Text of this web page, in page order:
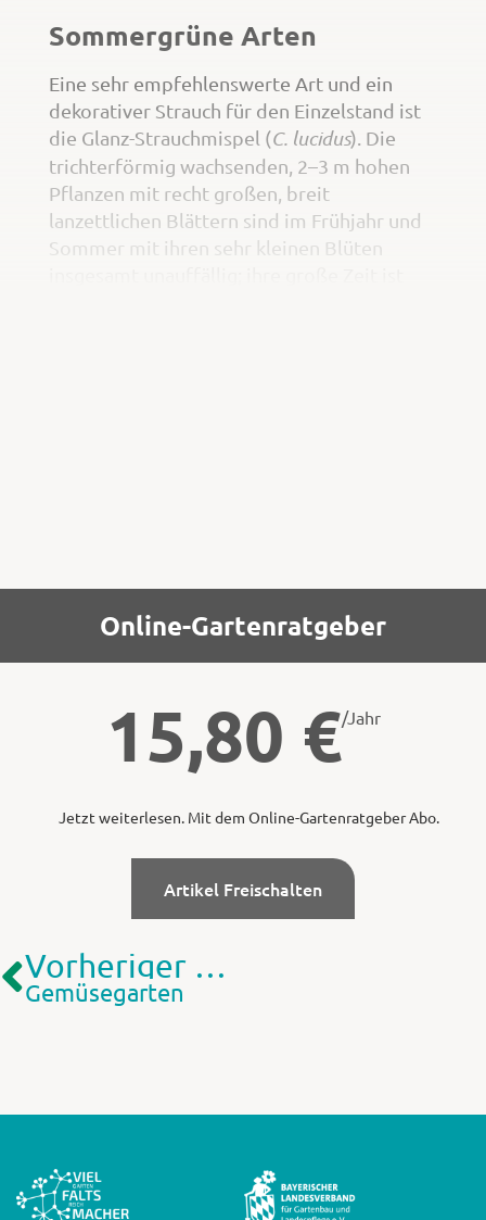
Sommergrüne Arten
Eine sehr empfehlenswerte Art und ein
dekorativer Strauch für den Einzelstand ist
die Glanz-Strauchmispel (C. lucidus). Die
trichterförmig wachsenden, 2–3 m hohen
Pflanzen mit recht großen, breit
lanzettlichen Blättern sind im Frühjahr und
Sommer mit ihren sehr kleinen Blüten
Online-Gartenratgeber
15,80 €/Jahr
Jetzt weiterlesen. Mit dem Online-Gartenratgeber Abo.
Artikel Freischalten
Vorheriger Artikel
Gemüsegarten